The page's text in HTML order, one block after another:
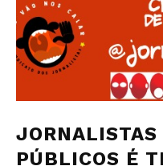
JORNALISTAS
PÚBLICOS É